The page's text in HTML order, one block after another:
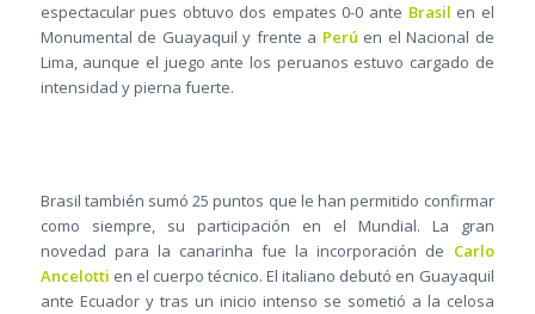
espectacular pues obtuvo dos empates 0-0 ante Brasil en el
Monumental de Guayaquil y frente a Perú en el Nacional de
Lima, aunque el juego ante los peruanos estuvo cargado de
intensidad y pierna fuerte.
Brasil también sumó 25 puntos que le han permitido confirmar
como siempre, su participación en el Mundial. La gran
novedad para la canarinha fue la incorporación de Carlo
Ancelotti en el cuerpo técnico. El italiano debutó en Guayaquil
ante Ecuador y tras un inicio intenso se sometió a la celosa